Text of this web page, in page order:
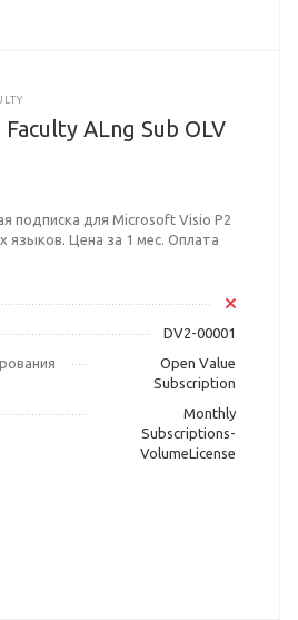
ALng Sub OLV
подписка для Microsoft Visio P2
языков. Цена за 1 мес. Оплата
DV2-00001
Open Value
Subscription
Monthly
Subscriptions-
VolumeLicense